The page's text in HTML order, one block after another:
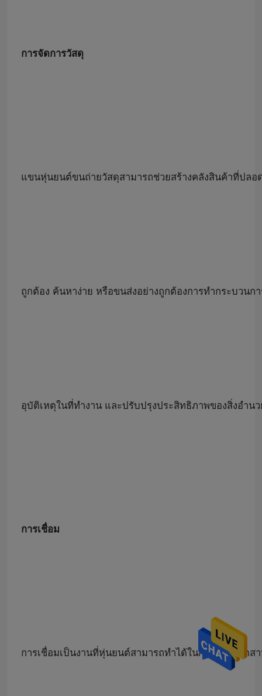
การจัดการวัสดุ
แขนหุ่นยนต์ขนถ่ายวัสดุสามารถช่วยสร้างคลังสินค้าที่ปล
ถูกต้อง ค้นหาง่าย หรือขนส่งอย่างถูกต้องการทำกระบวน
อุบัติเหตุในที่ทำงาน และปรับปรุงประสิทธิภาพของสิ่งอำน
การเชื่อม
การเชื่อมเป็นงานที่หุ่นยนต์สามารถทำได้ในการตั้งค่าอุ